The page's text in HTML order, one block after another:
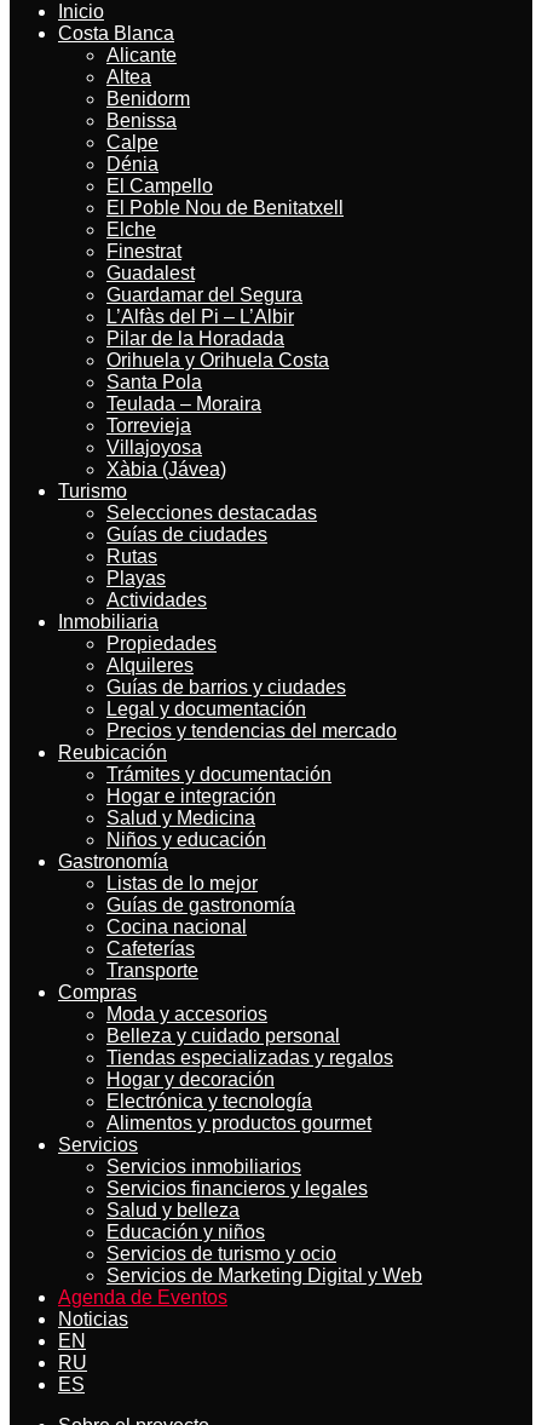
Inicio
Costa Blanca
Alicante
Altea
Benidorm
Benissa
Calpe
Dénia
El Campello
El Poble Nou de Benitatxell
Elche
Finestrat
Guadalest
Guardamar del Segura
L’Alfàs del Pi – L’Albir
Pilar de la Horadada
Orihuela y Orihuela Costa
Santa Pola
Teulada – Moraira
Torrevieja
Villajoyosa
Xàbia (Jávea)
Turismo
Selecciones destacadas
Guías de ciudades
Rutas
Playas
Actividades
Inmobiliaria
Propiedades
Alquileres
Guías de barrios y ciudades
Legal y documentación
Precios y tendencias del mercado
Reubicación
Trámites y documentación
Hogar e integración
Salud y Medicina
Niños y educación
Gastronomía
Listas de lo mejor
Guías de gastronomía
Cocina nacional
Cafeterías
Transporte
Compras
Moda y accesorios
Belleza y cuidado personal
Tiendas especializadas y regalos
Hogar y decoración
Electrónica y tecnología
Alimentos y productos gourmet
Servicios
Servicios inmobiliarios
Servicios financieros y legales
Salud y belleza
Educación y niños
Servicios de turismo y ocio
Servicios de Marketing Digital y Web
Agenda de Eventos
Noticias
EN
RU
ES